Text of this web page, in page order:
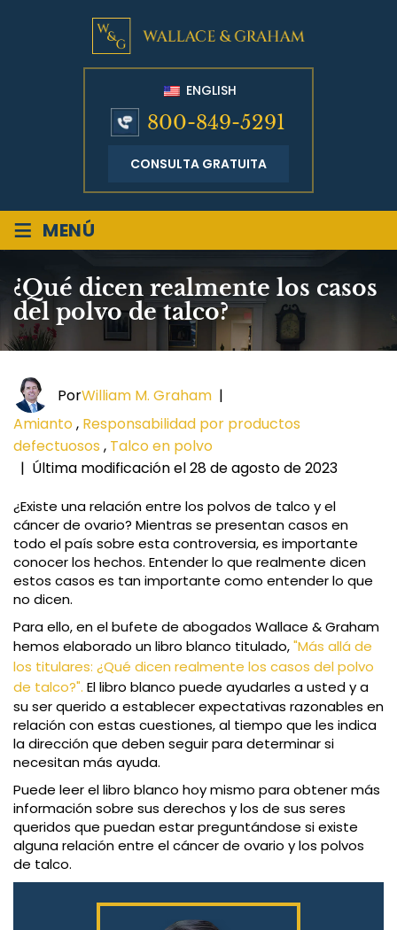
ENGLISH
800-849-5291
CONSULTA GRATUITA
≡ MENÚ
¿Qué dicen realmente los casos
del polvo de talco?
PorWilliam M. Graham |
Amianto, Responsabilidad por productos
defectuosos , Talco en polvo
| Última modificación el 28 de agosto de 2023
¿Existe una relación entre los polvos de talco y el
cáncer de ovario? Mientras se presentan casos en
todo el país sobre esta controversia, es importante
conocer los hechos. Entender lo que realmente dicen
estos casos es tan importante como entender lo que
no dicen.
Para ello, en el bufete de abogados Wallace & Graham
hemos elaborado un libro blanco titulado,"Más allá de
los titulares: ¿Qué dicen realmente los casos del polvo
de talco?". El libro blanco puede ayudarles a usted y a
su ser querido a establecer expectativas razonables en
relación con estas cuestiones, al tiempo que les indica
la dirección que deben seguir para determinar si
necesitan más ayuda.
Puede leer el libro blanco hoy mismo para obtener más
información sobre sus derechos y los de sus seres
queridos que puedan estar preguntándose si existe
alguna relación entre el cáncer de ovario y los polvos
de talco.